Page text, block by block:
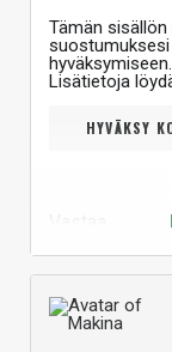
Tämän
hyväksymiseen.
Lisätietoja
HYVÄKSY